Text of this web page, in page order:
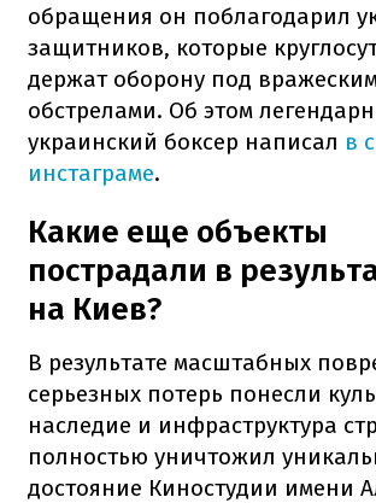
обращения он поблагодарил
защитников, которые
держат оборону под
обстрелами. Об этом
украинский боксер написал в
инстаграме.
Какие еще объекты
пострадали в
на Киев?
В результате масштабных
серьезных потерь понесли
наследие и инфраструктура
полностью уничтожил
достояние Киностудии имени